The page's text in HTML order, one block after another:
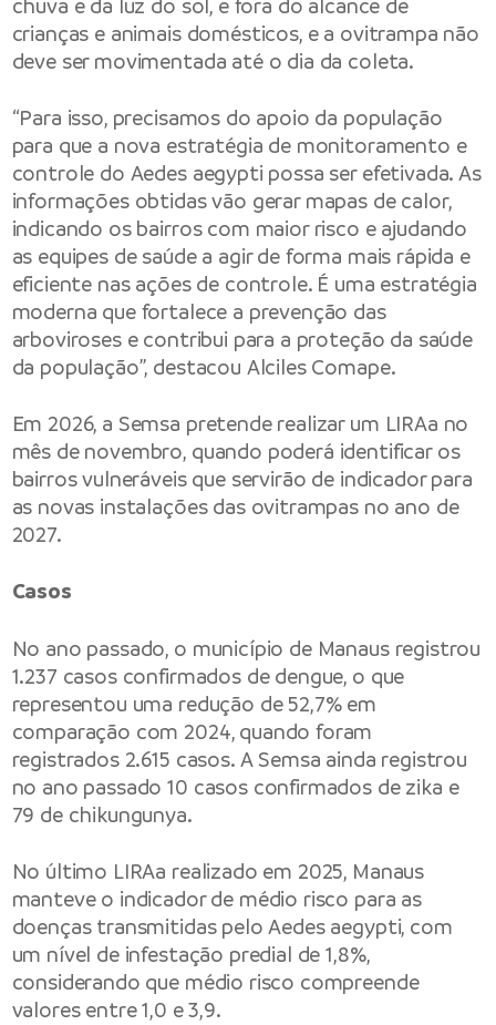
chuva e da luz do sol, e fora do alcance de
crianças e animais domésticos, e a ovitrampa não
deve ser movimentada até o dia da coleta.
“Para isso, precisamos do apoio da população
para que a nova estratégia de monitoramento e
controle do Aedes aegypti possa ser efetivada. As
informações obtidas vão gerar mapas de calor,
indicando os bairros com maior risco e ajudando
as equipes de saúde a agir de forma mais rápida e
eficiente nas ações de controle. É uma estratégia
moderna que fortalece a prevenção das
arboviroses e contribui para a proteção da saúde
da população”, destacou Alciles Comape.
Em 2026, a Semsa pretende realizar um LIRAa no
mês de novembro, quando poderá identificar os
bairros vulneráveis que servirão de indicador para
as novas instalações das ovitrampas no ano de
2027.
Casos
No ano passado, o município de Manaus registrou
1.237 casos confirmados de dengue, o que
representou uma redução de 52,7% em
comparação com 2024, quando foram
registrados 2.615 casos. A Semsa ainda registrou
no ano passado 10 casos confirmados de zika e
79 de chikungunya.
No último LIRAa realizado em 2025, Manaus
manteve o indicador de médio risco para as
doenças transmitidas pelo Aedes aegypti, com
um nível de infestação predial de 1,8%,
considerando que médio risco compreende
valores entre 1,0 e 3,9.